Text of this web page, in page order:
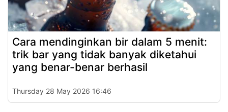
Cara mendinginkan bir dalam 5 menit:
trik bar yang tidak banyak diketahui
yang benar-benar berhasil
Thursday 28 May 2026 16:46